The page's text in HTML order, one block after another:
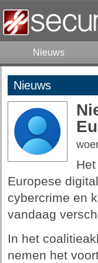
Nieuws
Nieuws
Europese
cybercrime en
vandaag
In het
nemen het